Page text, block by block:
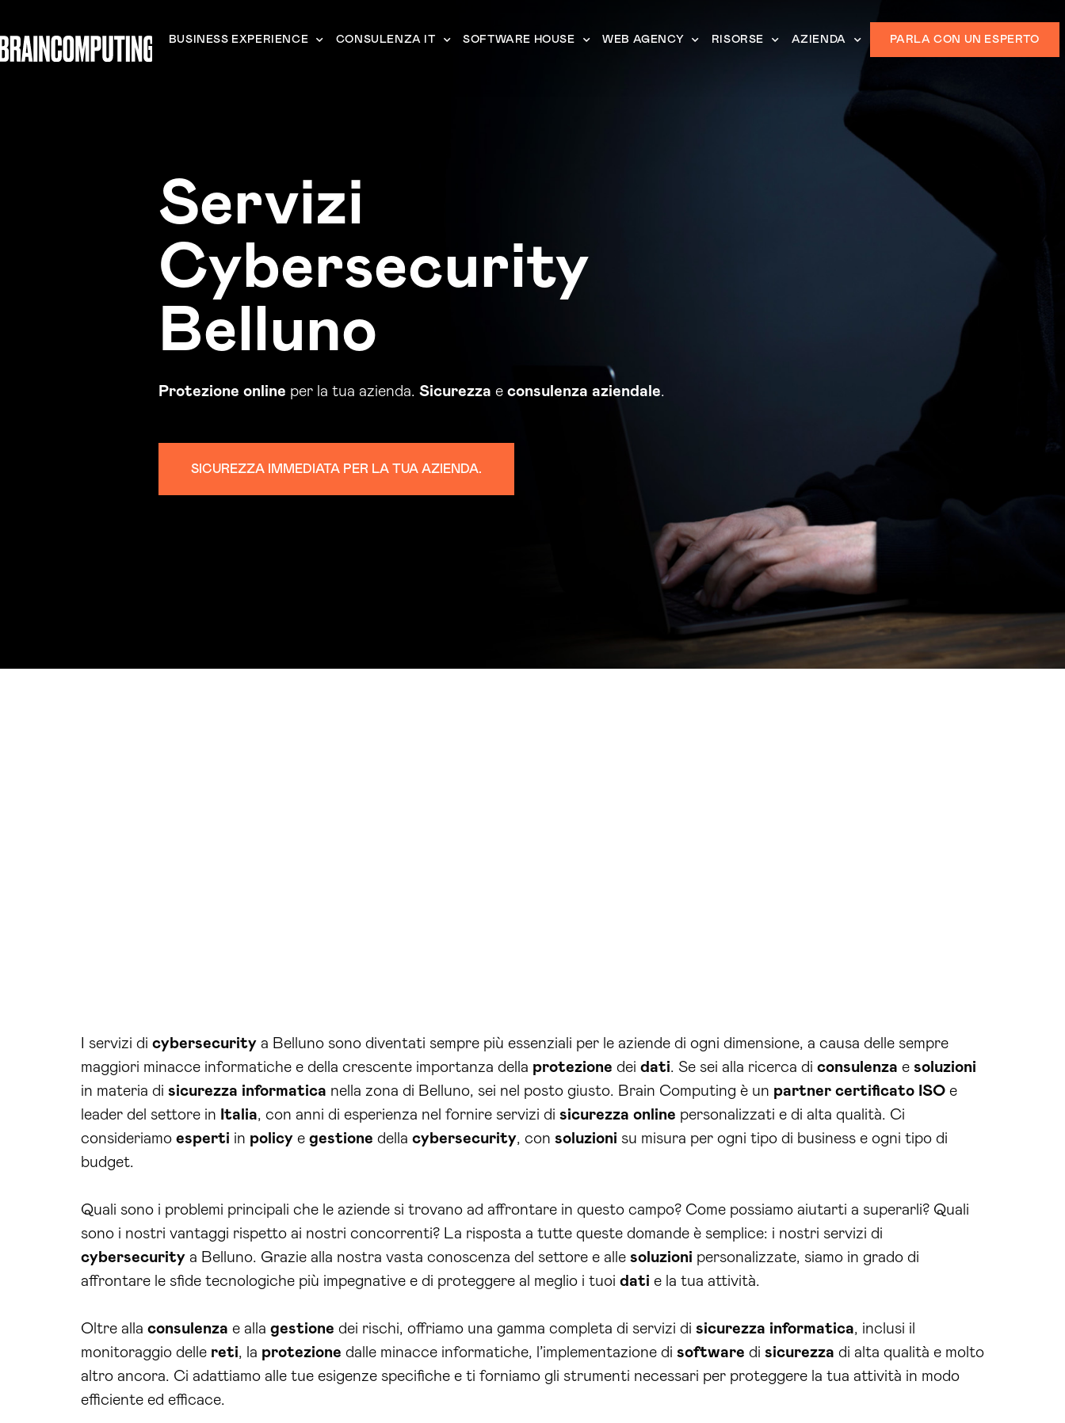
BUSINESS EXPERIENCE CONSULENZA IT SOFTWARE HOUSE WEB AGENCY RISORSE AZIENDA PARLA CON UN ESPERTO
Servizi
Cybersecurity
Belluno
Protezione online per la tua azienda. Sicurezza e consulenza aziendale.
SICUREZZA IMMEDIATA PER LA TUA AZIENDA.
I servizi di cybersecurity a Belluno sono diventati sempre più essenziali per le aziende di ogni dimensione, a causa delle sempre
maggiori minacce informatiche e della crescente importanza della protezione dei dati. Se sei alla ricerca di consulenza e soluzioni
in materia di sicurezza informatica nella zona di Belluno, sei nel posto giusto. Brain Computing è un partner certificato ISO e
leader del settore in Italia, con anni di esperienza nel fornire servizi di sicurezza online personalizzati e di alta qualità. Ci
consideriamo esperti in policy e gestione della cybersecurity, con soluzioni su misura per ogni tipo di business e ogni tipo di
budget.
Quali sono i problemi principali che le aziende si trovano ad affrontare in questo campo? Come possiamo aiutarti a superarli? Quali
sono i nostri vantaggi rispetto ai nostri concorrenti? La risposta a tutte queste domande è semplice: i nostri servizi di
cybersecurity a Belluno. Grazie alla nostra vasta conoscenza del settore e alle soluzioni personalizzate, siamo in grado di
affrontare le sfide tecnologiche più impegnative e di proteggere al meglio i tuoi dati e la tua attività.
Oltre alla consulenza e alla gestione dei rischi, offriamo una gamma completa di servizi di sicurezza informatica, inclusi il
monitoraggio delle reti, la protezione dalle minacce informatiche, l’implementazione di software di sicurezza di alta qualità e molto
altro ancora. Ci adattiamo alle tue esigenze specifiche e ti forniamo gli strumenti necessari per proteggere la tua attività in modo
efficiente ed efficace.